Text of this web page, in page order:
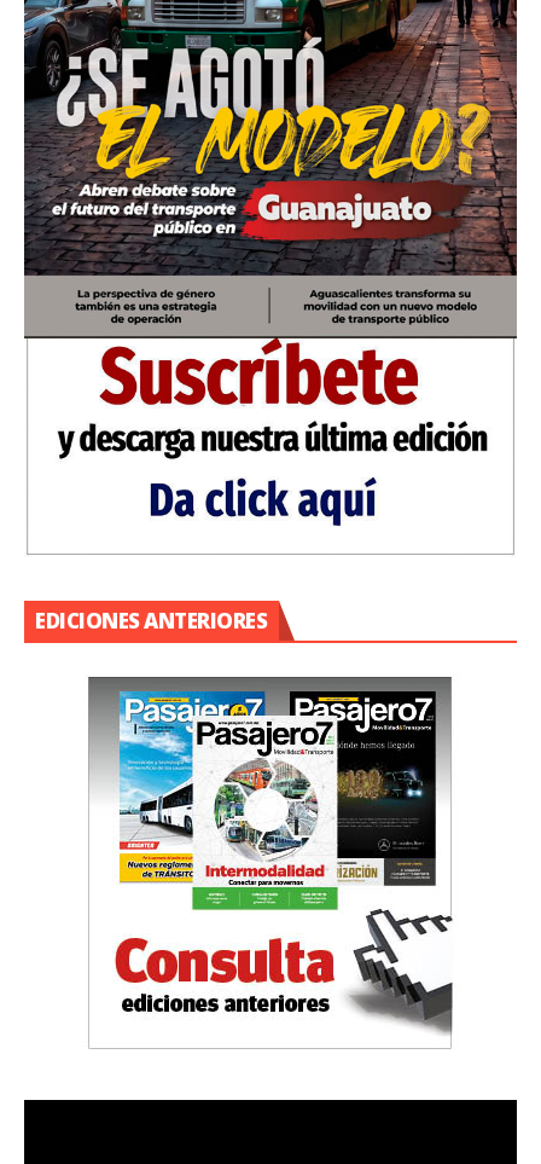
EDICIONES ANTERIORES